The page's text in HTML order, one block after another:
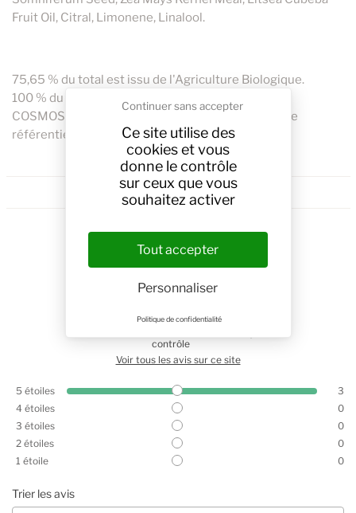
Ce site utilise des
cookies et vous
donne le contrôle
sur ceux que vous
souhaitez activer
Tout accepter
Continuer sans accepter
Personnaliser
Politique de confidentialité
Fruit Oil, Citral, Limonene, Linalool.
75,65 % du total est issu de l'Agriculture Biologique.
100 % du total est d'origine naturelle.
COSMOS ORGANIC certifié par Cosmécert selon le
référentiel COSMOS.
5/5
contrôle
Voir tous les avis sur ce site
5 étoiles
3
4 étoiles
0
3 étoiles
0
2 étoiles
0
1 étoile 0
Trier les avis